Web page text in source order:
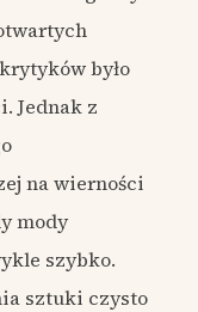
było
Jednak z
na wierności
mody
szybko.
sztuki czysto